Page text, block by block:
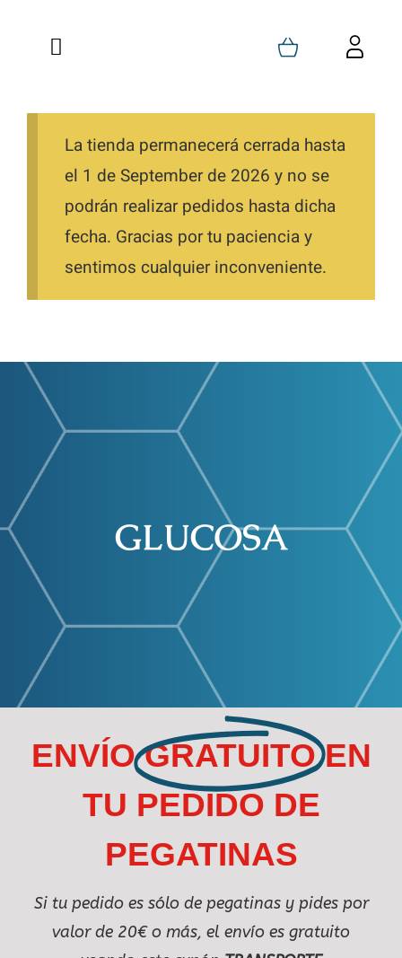
Toggle
Quienes Somos
Formaciones
Tienda
Blog
Buscar:
Mi Cuenta
Pedidos
Descargas
La tienda permanecerá cerrada hasta
el 1 de September de 2026 y no se
podrán realizar pedidos hasta dicha
fecha. Gracias por tu paciencia y
sentimos cualquier inconveniente.
GLUCOSA
ENVÍOGRATUITO EN
TU PEDIDO DE
PEGATINAS
Si tu pedido es sólo de pegatinas y pides por
valor de 20€ o más, el envío es gratuito